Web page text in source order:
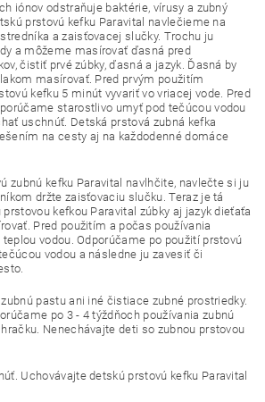
iónov odstraňuje baktérie, vírusy a zubný
prstovú kefku Paravital navlečieme na
a zaisťovacej slučky. Trochu ju
a môžeme masírovať ďasná pred
čistiť prvé zúbky, ďasná a jazyk. Ďasná by
masírovať. Pred prvým použitím
kefku 5 minút vyvariť vo vriacej vode. Pred
starostlivo umyť pod tečúcou vodou
uschnúť. Detská prstová zubná kefka
na cesty aj na každodenné domáce
zubnú kefku Paravital navlhčite, navlečte si ju
držte zaisťovaciu slučku. Teraz je tá
kefkou Paravital zúbky aj jazyk dieťaťa
Pred použitím a počas používania
vodou. Odporúčame po použití prstovú
vodou a následne ju zavesiť či
pastu ani iné čistiace zubné prostriedky.
po 3 - 4 týždňoch používania zubnú
Nenechávajte deti so zubnou prstovou
Uchovávajte detskú prstovú kefku Paravital